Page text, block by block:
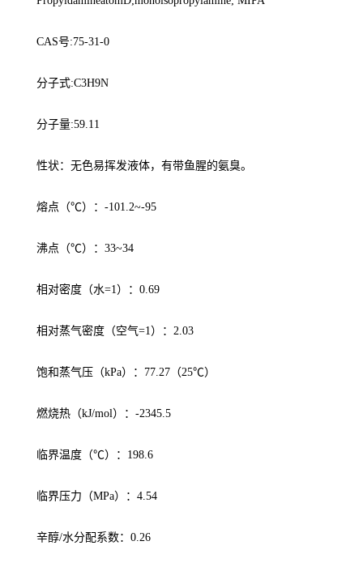
CAS号:75-31-0
分子式:C3H9N
分子量:59.11
性状：无色易挥发液体，有带鱼腥的氨臭。
熔点（℃）：-101.2~-95
沸点（℃）：33~34
相对密度（水=1）：0.69
相对蒸气密度（空气=1）：2.03
饱和蒸气压（kPa）：77.27（25℃）
燃烧热（kJ/mol）：-2345.5
临界温度（℃）：198.6
临界压力（MPa）：4.54
辛醇/水分配系数：0.26